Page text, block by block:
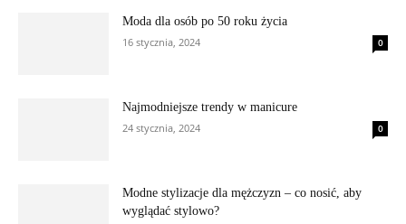
Moda dla osób po 50 roku życia
16 stycznia, 2024
0
Najmodniejsze trendy w manicure
24 stycznia, 2024
0
Modne stylizacje dla mężczyzn – co nosić, aby
wyglądać stylowo?